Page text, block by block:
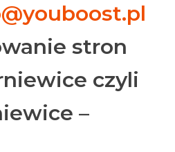
stron
czyli
–